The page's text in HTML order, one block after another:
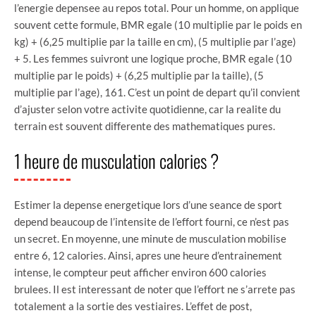
l’energie depensee au repos total. Pour un homme, on applique
souvent cette formule, BMR egale (10 multiplie par le poids en
kg) + (6,25 multiplie par la taille en cm), (5 multiplie par l’age)
+ 5. Les femmes suivront une logique proche, BMR egale (10
multiplie par le poids) + (6,25 multiplie par la taille), (5
multiplie par l’age), 161. C’est un point de depart qu’il convient
d’ajuster selon votre activite quotidienne, car la realite du
terrain est souvent differente des mathematiques pures.
1 heure de musculation calories ?
Estimer la depense energetique lors d’une seance de sport
depend beaucoup de l’intensite de l’effort fourni, ce n’est pas
un secret. En moyenne, une minute de musculation mobilise
entre 6, 12 calories. Ainsi, apres une heure d’entrainement
intense, le compteur peut afficher environ 600 calories
brulees. Il est interessant de noter que l’effort ne s’arrete pas
totalement a la sortie des vestiaires. L’effet de post,